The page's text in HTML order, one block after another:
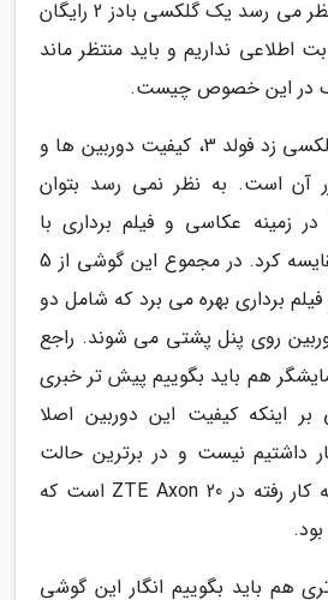
خواهید داشت که به نظر می رسد یک گلکسی بادز 2 رایگان
اطلاعی نداریم و باید منتظر ماند
در این خصوص چیست.
نکته آخر در رابطه با گلکسی زد فولد 3، کیفیت دوربین ها و
آن است. به نظر نمی رسد بتوان
زمینه عکاسی و فیلم برداری با
برترین های موجود مقایسه کرد. در مجموع این گوشی از 5
برداری بهره می برد که شامل دو
روی پنل پشتی می شوند. راجع
هم باید بگوییم پیش تر خبری
اینکه کیفیت این دوربین اصلا
داشتیم نیست و در برترین حالت
مشابه همان فناوری به کار رفته در ZTE Axon 20 است که
هم باید بگوییم انگار این گوشی